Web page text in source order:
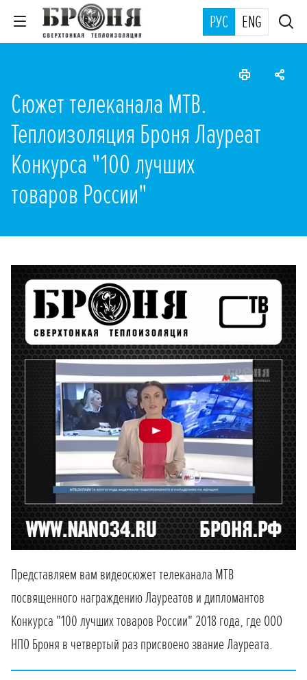
РУС ENG
Сюжет телеканала МТВ.
Теплоизоляция Броня Лауреат
Конкурса "100 лучших
товаров России"
Представляем вам видеосюжет телеканала МТВ
посвященного награждению Лауреатов и дипломантов
Конкурса "100 лучших товаров России" 2018 года, где ООО
НПО Броня в четвертый раз присвоено звание Лауреата.